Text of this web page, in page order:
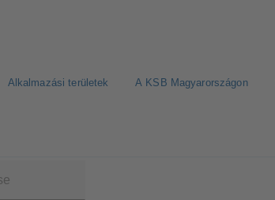
Alkalmazási területek A KSB Magyarországon